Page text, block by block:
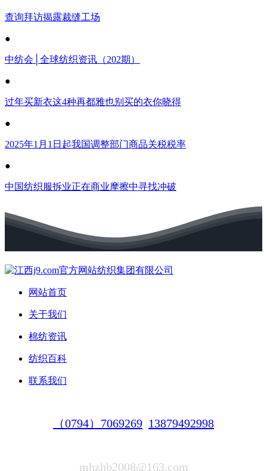
查询拜访揭露裁缝工场
●
中纺会│全球纺织资讯（202期）
●
过年买新衣这4种再都雅也别买的衣你晓得
●
2025年1月1日起我国调整部门商品关税税率
●
中国纺织服拆业正在商业摩擦中寻找冲破
网站首页
关于我们
棉纺资讯
纺织百科
联系我们
（0794）7069269 13879492998
mhzhb2008@163.com